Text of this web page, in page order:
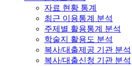
자료 현황 통계
최근 이용통계 분석
주제별 활용통계 분석
학술지 활용도 분석
복사/대출제공 기관 분석
복사/대출신청 기관 분석